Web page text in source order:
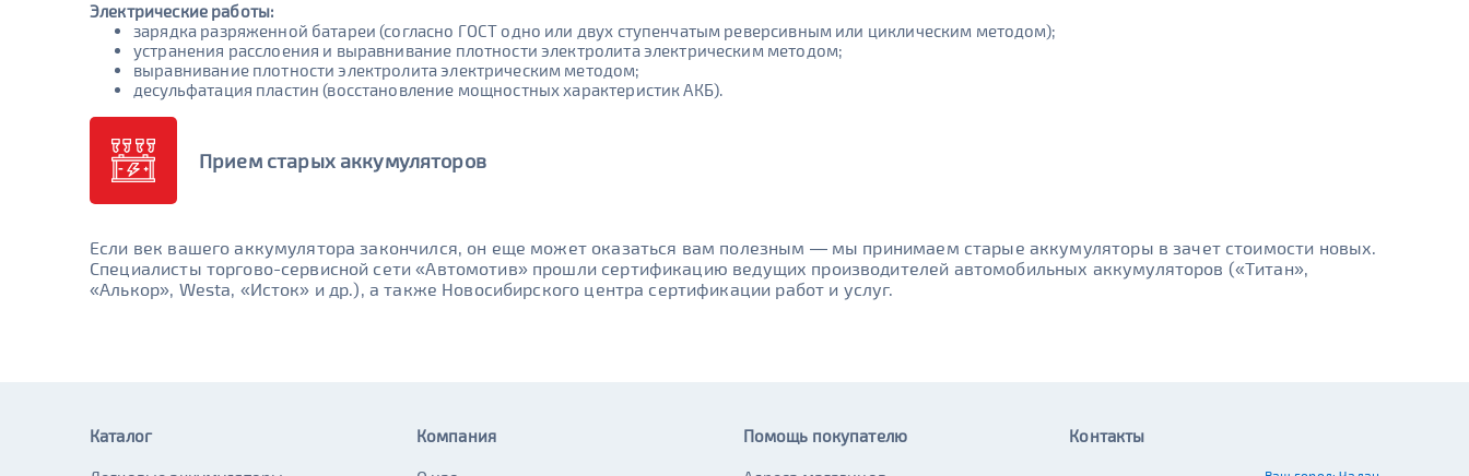
Электрические работы:
зарядка разряженной батареи (согласно ГОСТ одно или двух ступенчатым реверсивным или циклическим методом);
устранения расслоения и выравнивание плотности электролита электрическим методом;
выравнивание плотности электролита электрическим методом;
десульфатация пластин (восстановление мощностных характеристик АКБ).
Прием старых аккумуляторов
Если век вашего аккумулятора закончился, он еще может оказаться вам полезным — мы принимаем старые аккумуляторы в зачет стоимости новых.
Специалисты торгово-сервисной сети «Автомотив» прошли сертификацию ведущих производителей автомобильных аккумуляторов («Tитан»,
«Алькор», Westa, «Исток» и др.), а также Новосибирского центра сертификации работ и услуг.
Каталог Компания Помощь покупателю Контакты